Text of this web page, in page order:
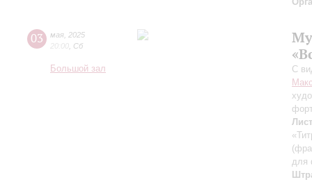
03 мая 2025
20:00 Сб
Большой зал
С
Лист
для